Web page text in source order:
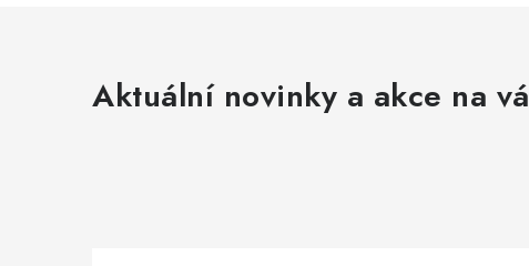
Aktuální novinky a akce na